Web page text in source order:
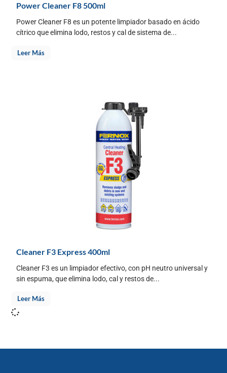
Power Cleaner F8 500ml
Power Cleaner F8 es un potente limpiador basado en ácido
cítrico que elimina lodo, restos y cal de sistema de...
Leer Más
Cleaner F3 Express 400ml
Cleaner F3 es un limpiador efectivo, con pH neutro universal y
sin espuma, que elimina lodo, cal y restos de...
Leer Más